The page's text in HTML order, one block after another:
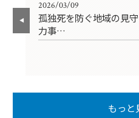
2026/03/09
孤独死を防ぐ地域の見
力事…
もっと